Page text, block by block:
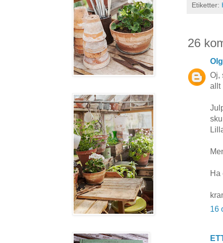
Etiketter:
26
Oj,
allt
Ha
16